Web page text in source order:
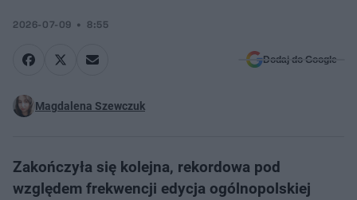
2026-07-09 8:55
Dodaj do Google
Magdalena Szewczuk
Zakończyła się kolejna, rekordowa pod
względem frekwencji edycja ogólnopolskiej